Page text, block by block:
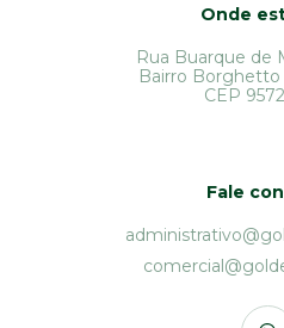
Onde
Rua Buarque de
Bairro Borghetto
CEP
Fale